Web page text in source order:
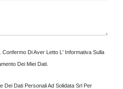
Confermo Di Aver Letto L' Informativa Sulla
Dei Miei Dati.
Dei Dati Personali Ad Solidata Srl Per